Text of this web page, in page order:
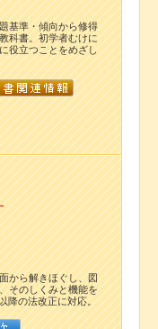
基準・傾向から修得
科書。初学者むけに
役立つことをめざし
から解きほぐし、図
そのしくみと機能を
降の法改正に対応。